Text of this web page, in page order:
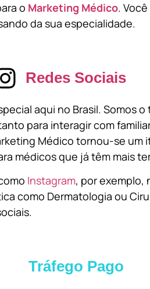
o Marketing Médico.
da sua especialidade.
Redes Sociais
aqui no Brasil. Somos
para interagir com
Médico tornou-se um
médicos que já têm mais
Instagram, por exemplo,
como Dermatologia ou
Tráfego Pago